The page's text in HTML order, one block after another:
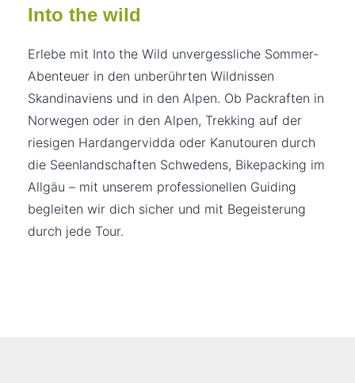
Into the wild
Erlebe mit Into the Wild unvergessliche Sommer-
Abenteuer in den unberührten Wildnissen
Skandinaviens und in den Alpen. Ob Packraften in
Norwegen oder in den Alpen, Trekking auf der
riesigen Hardangervidda oder Kanutouren durch
die Seenlandschaften Schwedens, Bikepacking im
Allgäu – mit unserem professionellen Guiding
begleiten wir dich sicher und mit Begeisterung
durch jede Tour.